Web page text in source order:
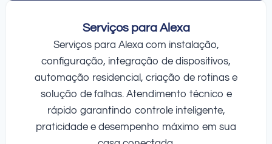
Serviços para Alexa
Serviços para Alexa com instalação,
configuração, integração de dispositivos,
automação residencial, criação de rotinas e
solução de falhas. Atendimento técnico e
rápido garantindo controle inteligente,
praticidade e desempenho máximo em sua